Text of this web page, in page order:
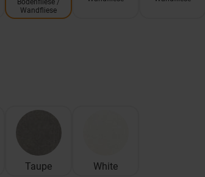
Bodenfliese /
Wandfliese
Taupe White